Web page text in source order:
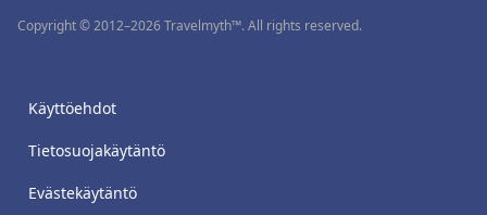
Copyright © 2012–2026 Travelmyth™. All rights reserved.
Käyttöehdot
Tietosuojakäytäntö
Evästekäytäntö